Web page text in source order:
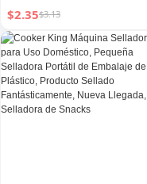
de Snacks, Máquina
de Envolturas de Plástico,
Bolsa de Plástico Sellada,
Fantástica Herramienta de
Sellado
$2.35$3.13